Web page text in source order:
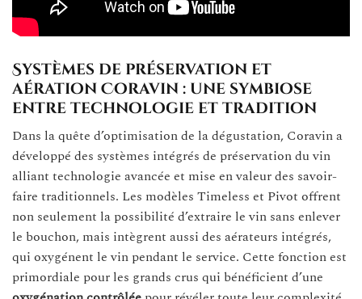
Systèmes de préservation et
aération Coravin : une symbiose
entre technologie et tradition
Dans la quête d’optimisation de la dégustation, Coravin a
développé des systèmes intégrés de préservation du vin
alliant technologie avancée et mise en valeur des savoir-
faire traditionnels. Les modèles Timeless et Pivot offrent
non seulement la possibilité d’extraire le vin sans enlever
le bouchon, mais intègrent aussi des aérateurs intégrés,
qui oxygénent le vin pendant le service. Cette fonction est
primordiale pour les grands crus qui bénéficient d’une